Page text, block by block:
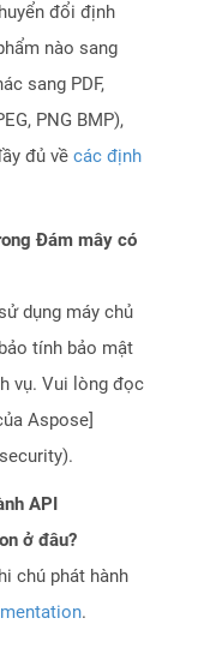
đổi định
nào sang
sang PDF,
PNG BMP),
đủ về các định
Đám mây có
dụng máy chủ
tính bảo mật
vụ. Vui lòng đọc
Aspose]
API
ở đâu?
chú phát hành
.